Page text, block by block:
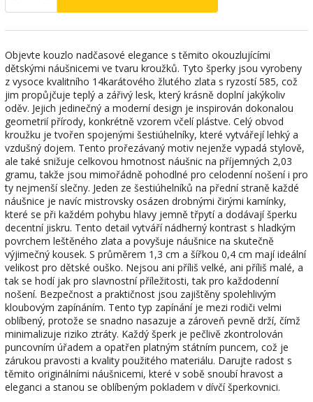
Objevte kouzlo nadčasové elegance s těmito okouzlujícími
dětskými náušnicemi ve tvaru kroužků. Tyto šperky jsou vyrobeny
z vysoce kvalitního 14karátového žlutého zlata s ryzostí 585, což
jim propůjčuje teplý a zářivý lesk, který krásně doplní jakýkoliv
oděv. Jejich jedinečný a moderní design je inspirován dokonalou
geometrií přírody, konkrétně vzorem včelí plástve. Celý obvod
kroužku je tvořen spojenými šestiúhelníky, které vytvářejí lehký a
vzdušný dojem. Tento prořezávaný motiv nejenže vypadá stylově,
ale také snižuje celkovou hmotnost náušnic na příjemných 2,03
gramu, takže jsou mimořádně pohodlné pro celodenní nošení i pro
ty nejmenší slečny. Jeden ze šestiúhelníků na přední straně každé
náušnice je navíc mistrovsky osázen drobnými čirými kamínky,
které se při každém pohybu hlavy jemně třpytí a dodávají šperku
decentní jiskru. Tento detail vytváří nádherný kontrast s hladkým
povrchem leštěného zlata a povyšuje náušnice na skutečně
výjimečný kousek. S průměrem 1,3 cm a šířkou 0,4 cm mají ideální
velikost pro dětské ouško. Nejsou ani příliš velké, ani příliš malé, a
tak se hodí jak pro slavnostní příležitosti, tak pro každodenní
nošení. Bezpečnost a praktičnost jsou zajištěny spolehlivým
kloubovým zapínáním. Tento typ zapínání je mezi rodiči velmi
oblíbený, protože se snadno nasazuje a zároveň pevně drží, čímž
minimalizuje riziko ztráty. Každý šperk je pečlivě zkontrolován
puncovním úřadem a opatřen platným státním puncem, což je
zárukou pravosti a kvality použitého materiálu. Darujte radost s
těmito originálními náušnicemi, které v sobě snoubí hravost a
eleganci a stanou se oblíbeným pokladem v dívčí šperkovnici.